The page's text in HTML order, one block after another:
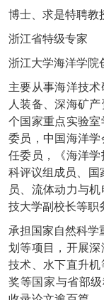
博士、求是特聘教
浙江省特级专家
浙江大学海洋学院
主要从事海洋技
人装备、深海矿
个国家重点实验
委员，中国海洋
任委员，《海洋
科评议组成员、国
员、流体动力与
技大学副校长等职
承担国家自然科学
划等项目，开展
技术、水下直升
奖等国家与省部